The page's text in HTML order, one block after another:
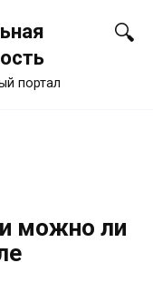
портал
можно ли